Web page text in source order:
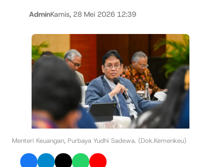
AdminKamis, 28 Mei 2026 12:39
Menteri Keuangan, Purbaya Yudhi Sadewa. (Dok.Kemenkeu)